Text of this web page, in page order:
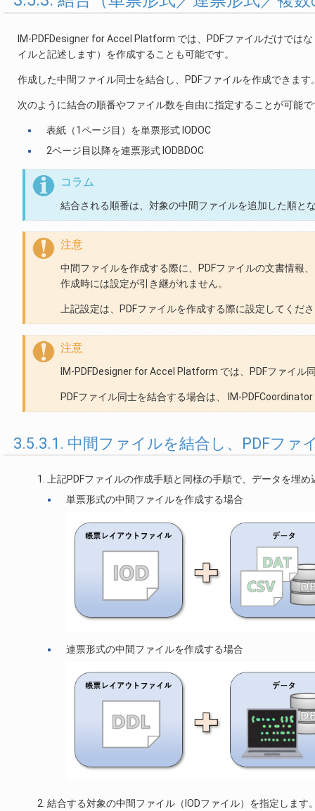
IM-PDFDesigner for Accel Platform では、PDFファイルだけでは
イルと記述します）を作成することも可能です。
作成した中間ファイル同士を結合し、PDFファイルを作成できます
次のように結合の順番やファイル数を自由に指定することが可能で
表紙（1ページ目）を単票形式 IODOC
2ページ目以降を連票形式 IODBDOC
コラム
結合される順番は、対象の中間ファイルを追加した順と
注意
中間ファイルを作成する際に、PDFファイルの文書情報
作成時には設定が引き継がれません。
上記設定は、PDFファイルを作成する際に設定してくだ
注意
IM-PDFDesigner for Accel Platform では、PDFファイル
PDFファイル同士を結合する場合は、 IM-
3.5.3.1. 中間ファイルを結合し、PDFファ
上記PDFファイルの作成手順と同様の手順で、データを埋
単票形式の中間ファイルを作成する場合
連票形式の中間ファイルを作成する場合
結合する対象の中間ファイル（IODファイル）を指定します